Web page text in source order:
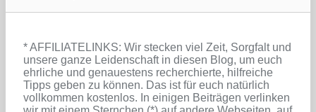
* AFFILIATELINKS: Wir stecken viel Zeit, Sorgfalt und
unsere ganze Leidenschaft in diesen Blog, um euch
ehrliche und genauestens recherchierte, hilfreiche
Tipps geben zu können. Das ist für euch natürlich
vollkommen kostenlos. In einigen Beiträgen verlinken